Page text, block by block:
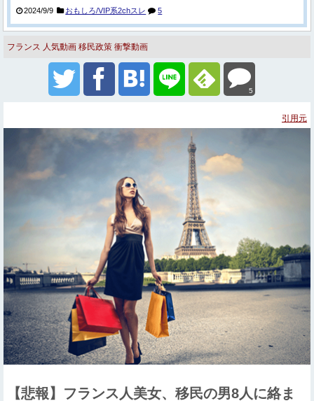
2024/9/9 おもしろ/VIP系2chスレ 5
フランス 人気動画 移民政策 衝撃動画
5
引用元
【悲報】フランス人美女、移民の男8人に絡ま